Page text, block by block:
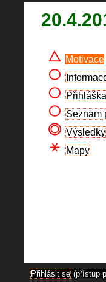
Motivace
Přihláška
Seznam
Výsledky
Mapy
Přihlásit se (přístup